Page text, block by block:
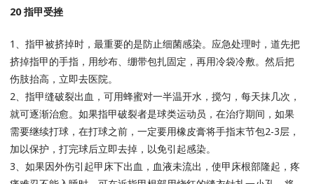
20 指甲受挫
1、指甲被挤掉时，最重要的是防止细菌感染。应急处理时，道先把
挤掉指甲的手指，用纱布、绷带包扎固定，再用冷袋冷敷。然后把
伤肢抬高，立即去医院。
2、指甲缝破裂出血，可用蜂蜜对一半温开水，搅匀，每天抹几次，
就可逐渐治愈。如果指甲破裂者是球类运动员，在治疗期间，如果
需要继续打球，在打球之前，一定要用橡皮膏将手指末节包2-3层，
加以保护，打完球后立即去掉，以免引起感染。
3、如果因外伤引起甲床下出血，血液未流出，使甲床根部隆起，疼